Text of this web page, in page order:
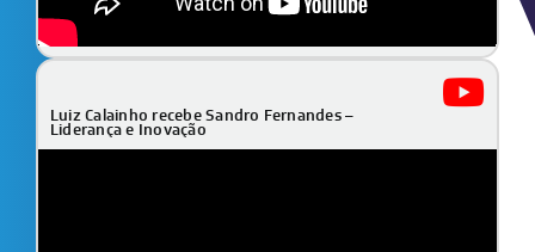
Luiz Calainho recebe Sandro Fernandes –
Liderança e Inovação